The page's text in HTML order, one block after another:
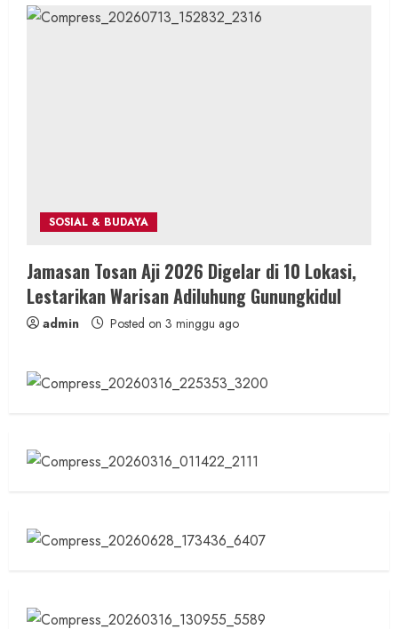
SOSIAL & BUDAYA
Jamasan Tosan Aji 2026 Digelar di 10 Lokasi,
Lestarikan Warisan Adiluhung Gunungkidul
admin Posted on 3 minggu ago